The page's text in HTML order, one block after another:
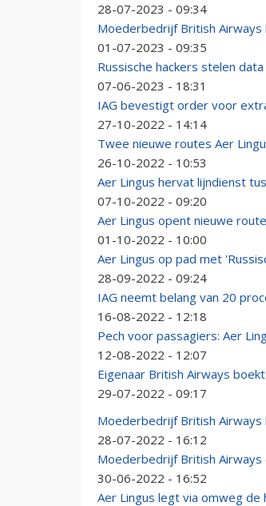
28-07-2023 - 09:34
Moederbedrijf British Airways
01-07-2023 - 09:35
Russische hackers stelen
07-06-2023 - 18:31
IAG bevestigt order voor
27-10-2022 - 14:14
Twee nieuwe routes Aer
26-10-2022 - 10:53
Aer Lingus hervat lijndienst
07-10-2022 - 09:20
Aer Lingus opent nieuwe
01-10-2022 - 10:00
Aer Lingus op pad met
28-09-2022 - 09:24
IAG neemt belang van 20
16-08-2022 - 12:18
Pech voor passagiers: Aer
12-08-2022 - 12:07
Eigenaar British Airways
29-07-2022 - 09:17
Moederbedrijf British
28-07-2022 - 16:12
Moederbedrijf British
30-06-2022 - 16:52
Aer Lingus legt via omweg